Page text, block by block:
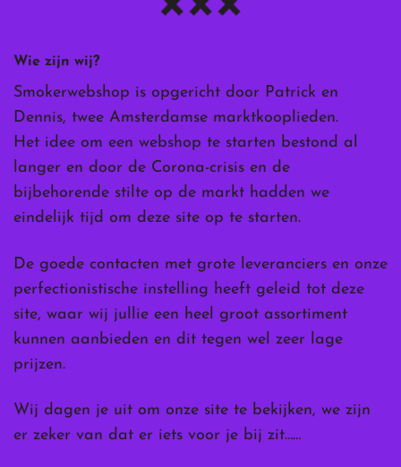
Wie zijn wij?
Smokerwebshop is opgericht door Patrick en
Dennis, twee Amsterdamse marktkooplieden.
Het idee om een webshop te starten bestond al
langer en door de Corona-crisis en de
bijbehorende stilte op de markt hadden we
eindelijk tijd om deze site op te starten.
De goede contacten met grote leveranciers en onze
perfectionistische instelling heeft geleid tot deze
site, waar wij jullie een heel groot assortiment
kunnen aanbieden en dit tegen wel zeer lage
prijzen.
Wij dagen je uit om onze site te bekijken, we zijn
er zeker van dat er iets voor je bij zit……